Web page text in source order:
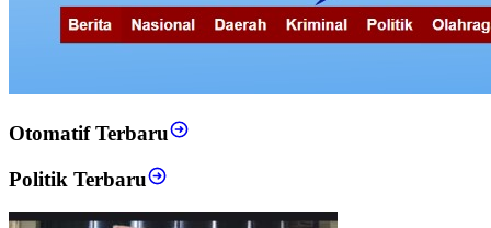
Otomatif Terbaru
Politik Terbaru